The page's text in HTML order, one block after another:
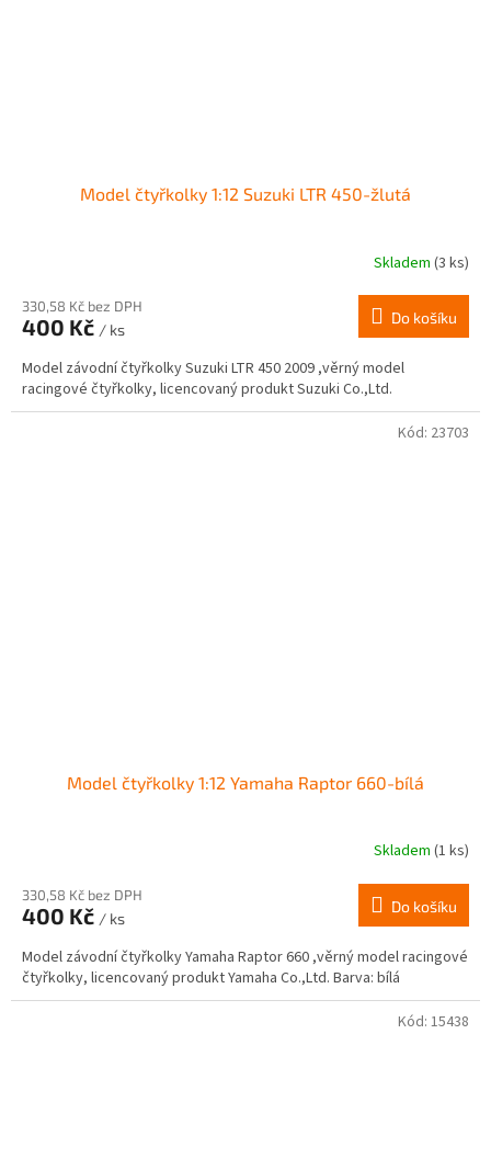
Model čtyřkolky 1:12 Suzuki LTR 450-žlutá
produktu
je
z
5
hvězdiček.
Skladem(3 ks)
330,58 Kč bez DPH
400 Kč / ks
Do košíku
Model závodní čtyřkolky Suzuki LTR 450 2009 ,věrný model
racingové čtyřkolky, licencovaný produkt Suzuki Co.,Ltd.
Model čtyřkolky 1:12 Yamaha Raptor 660-bílá
produktu
je
z
5
hvězdiček.
Skladem(1 ks)
330,58 Kč bez DPH
400 Kč / ks
Do košíku
Model závodní čtyřkolky Yamaha Raptor 660 ,věrný model racingové
čtyřkolky, licencovaný produkt Yamaha Co.,Ltd. Barva: bílá
Kód: 23703
Kód: 15438